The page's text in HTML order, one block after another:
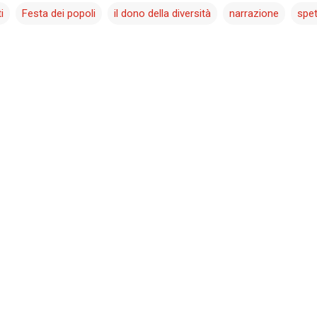
Festa dei popoli il dono della diversità narrazione